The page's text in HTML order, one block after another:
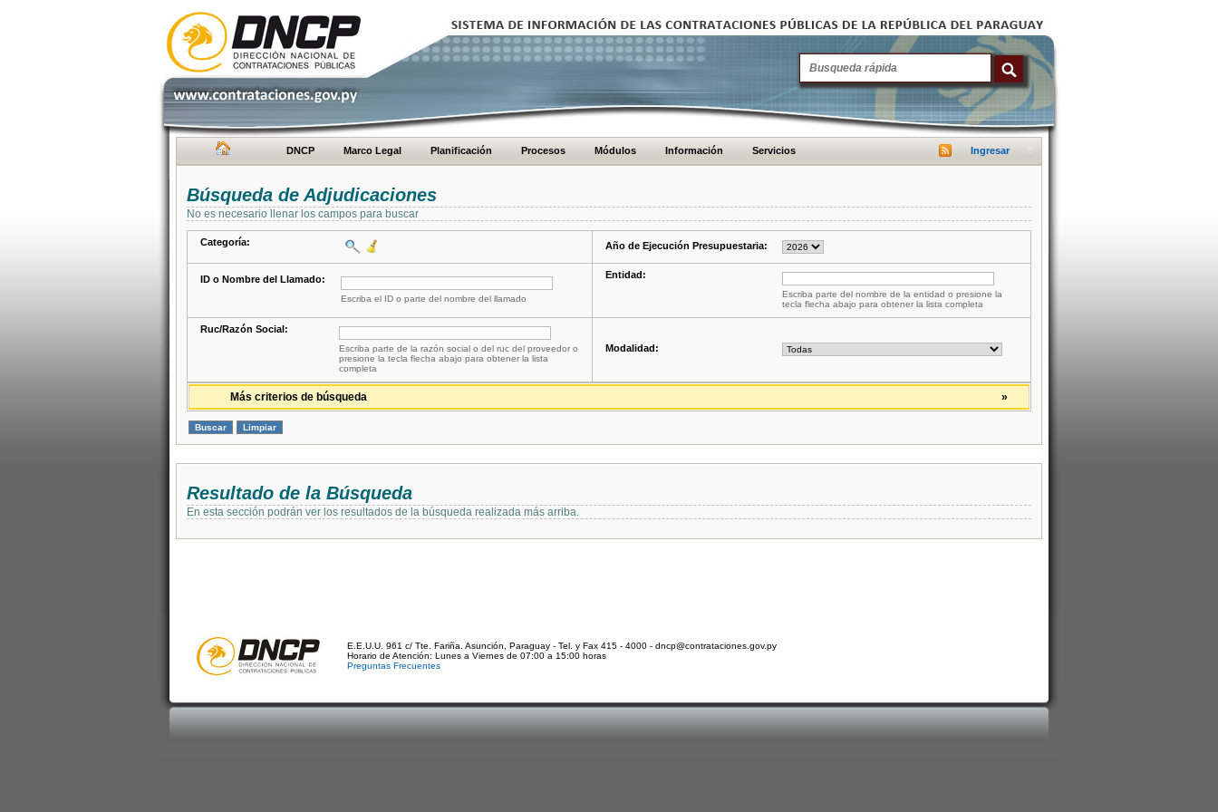
DNCP Marco Legal Planificación Procesos Módulos Información Servicios Ingresar
Búsqueda de Adjudicaciones
No es necesario llenar los campos para buscar
Categoría: Año de Ejecución Presupuestaria:
ID o Nombre del Llamado:
Escriba el ID o parte del nombre del llamado
Entidad:
Escriba parte del nombre de la entidad o presione la
tecla flecha abajo para obtener la lista completa
Ruc/Razón Social:
Escriba parte de la razón social o del ruc del proveedor o
presione la tecla flecha abajo para obtener la lista
completa
Modalidad:
»
Más criterios de búsqueda
Resultado de la Búsqueda
En esta sección podrán ver los resultados de la búsqueda realizada más arriba.
E.E.U.U. 961 c/ Tte. Fariña. Asunción, Paraguay - Tel. y Fax 415 - 4000 - dncp@contrataciones.gov.py
Horario de Atención: Lunes a Viernes de 07:00 a 15:00 horas
Preguntas Frecuentes